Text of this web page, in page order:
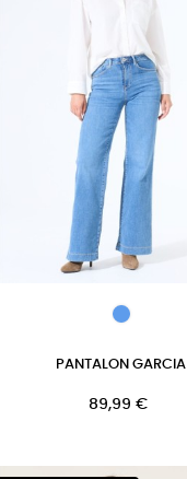
PANTALON GARCIA
Prix
89,99 €